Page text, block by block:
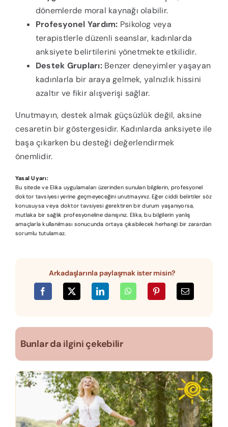
dönemlerde moral kaynağı olabilir.
Profesyonel Yardım: Psikolog veya
terapistlerle düzenli seanslar, kadınlarda
anksiyete belirtilerini yönetmekte etkilidir.
Destek Grupları:Benzer deneyimler yaşayan
kadınlarla bir araya gelmek, yalnızlık hissini
azaltır ve fikir alışverişi sağlar.
Unutmayın, destek almak güçsüzlük değil, aksine
cesaretin bir göstergesidir. Kadınlarda anksiyete ile
başa çıkarken bu desteği değerlendirmek
önemlidir.
Yasal Uyarı:
Bu sitede ve Elika uygulamaları üzerinden sunulan bilgilerin, profesyonel
doktor tavsiyesi yerine geçmeyeceğini unutmayınız. Eğer ciddi belirtiler söz
konusuysa veya doktor tavsiyesi gerektiren bir durum yaşanıyorsa,
mutlaka bir sağlık profesyoneline danışınız. Elika, bu bilgilerin yanlış
amaçlarla kullanılması sonucunda ortaya çıkabilecek herhangi bir zarardan
sorumlu tutulamaz.
Arkadaşlarınla paylaşmak ister misin?
Bunlar da ilgini çekebilir